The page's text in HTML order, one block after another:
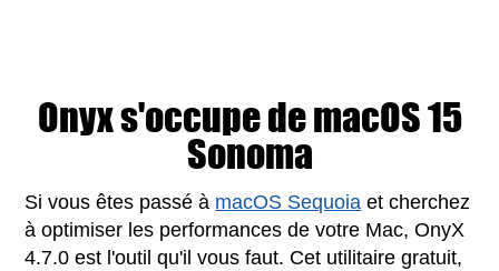
Onyx s'occupe de macOS 15
Sonoma
Si vous êtes passé à macOS Sequoia et cherchez
à optimiser les performances de votre Mac, OnyX
4.7.0 est l'outil qu'il vous faut. Cet utilitaire gratuit,